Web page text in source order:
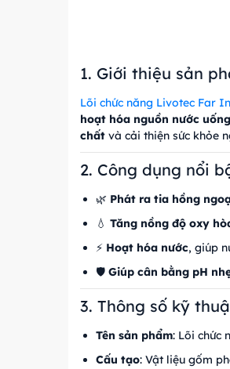
1. Giới thiệu sản
Lõi chức năng Livotec Far
hoạt hóa nguồn nước uống
chất và cải thiện sức khỏe
2. Công dụng nổi
🌿 Phát ra tia hồng
💧 Tăng nồng độ oxy
⚡ Hoạt hóa nước, giúp
🛡️ Giúp cân bằng pH
3. Thông số kỹ
Tên sản phẩm: Lõi chức
Cấu tạo: Vật liệu gốm